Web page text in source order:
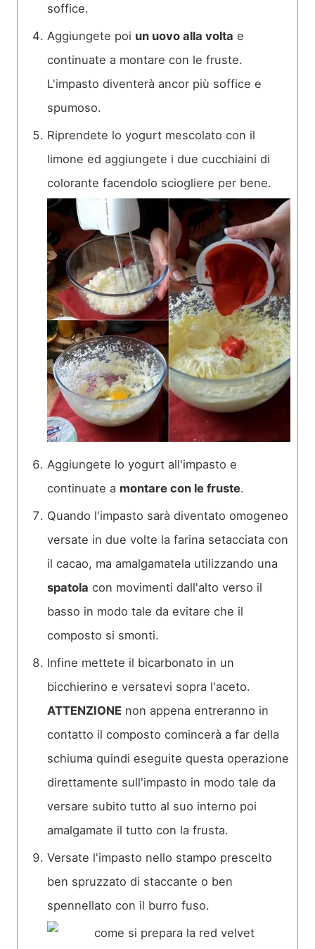
soffice.
Aggiungete poi un uovo alla volta e
continuate a montare con le fruste.
L'impasto diventerà ancor più soffice e
spumoso.
Riprendete lo yogurt mescolato con il
limone ed aggiungete i due cucchiaini di
colorante facendolo sciogliere per bene.
Aggiungete lo yogurt all'impasto e
continuate a montare con le fruste.
Quando l'impasto sarà diventato omogeneo
versate in due volte la farina setacciata con
il cacao, ma amalgamatela utilizzando una
spatola con movimenti dall'alto verso il
basso in modo tale da evitare che il
composto si smonti.
Infine mettete il bicarbonato in un
bicchierino e versatevi sopra l'aceto.
ATTENZIONE non appena entreranno in
contatto il composto comincerà a far della
schiuma quindi eseguite questa operazione
direttamente sull'impasto in modo tale da
versare subito tutto al suo interno poi
amalgamate il tutto con la frusta.
Versate l'impasto nello stampo prescelto
ben spruzzato di staccante o ben
spennellato con il burro fuso.